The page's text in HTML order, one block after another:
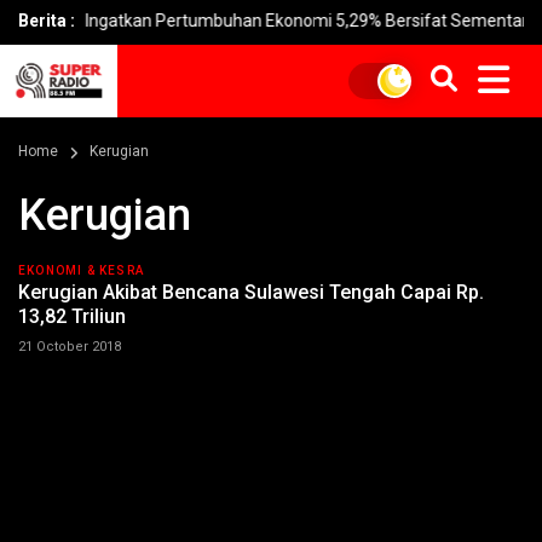
Berita :
Ingatkan Pertumbuhan Ekonomi 5,29% Bersifat Sementara
Home Kerugian
Kerugian
EKONOMI & KESRA
Kerugian Akibat Bencana Sulawesi Tengah Capai Rp.
13,82 Triliun
21 October 2018